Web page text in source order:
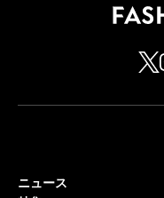
ニュース